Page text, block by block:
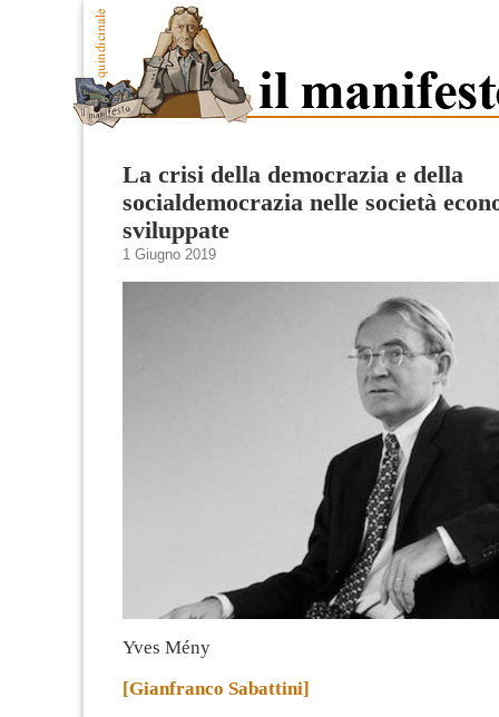
La crisi della democrazia e della
socialdemocrazia nelle società
sviluppate
1 Giugno 2019
Yves Mény
[Gianfranco Sabattini]